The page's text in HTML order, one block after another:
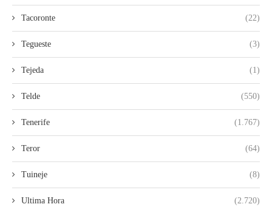
Tacoronte (22)
Tegueste (3)
Tejeda (1)
Telde (550)
Tenerife (1.767)
Teror (64)
Tuineje (8)
Ultima Hora (2.720)